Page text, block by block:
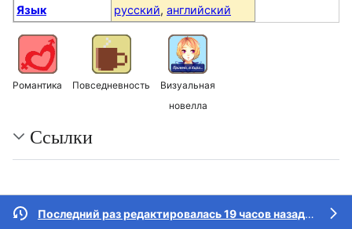
Язык
русский, английский
Романтика Повседневность
Визуальная
новелла
Ссылки
Последний раз редактировалась 19 часов назад